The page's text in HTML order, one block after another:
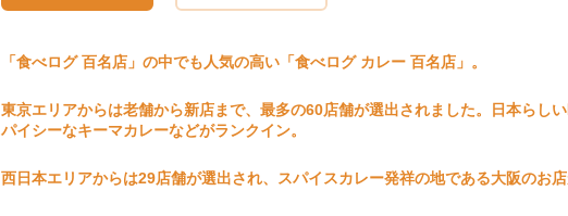
「食べログ 百名店」の中でも人気の高い「食べログ カレー 百名店」。
東京エリアからは老舗から新店まで、最多の60店舗が選出されました。日本らし
パイシーなキーマカレーなどがランクイン。
西日本エリアからは29店舗が選出され、スパイスカレー発祥の地である大阪のお店